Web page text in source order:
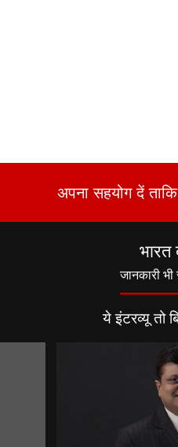
अपना सहयोग दें
भारत
जानकारी भी
ये इंटरव्यू तो